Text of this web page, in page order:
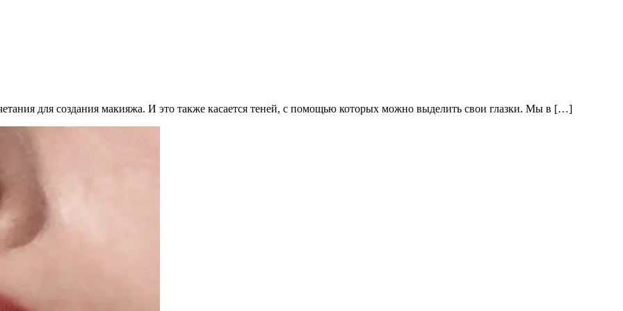
для создания макияжа. И это также касается теней, с помощью которых можно выделить свои глазки. Мы в […]